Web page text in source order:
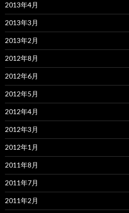
2013年4月
2013年3月
2013年2月
2012年8月
2012年6月
2012年5月
2012年4月
2012年3月
2012年1月
2011年8月
2011年7月
2011年2月